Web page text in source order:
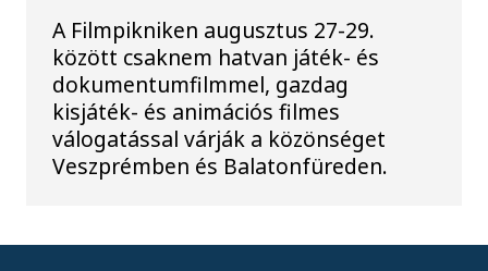
A Filmpikniken augusztus 27-29.
között csaknem hatvan játék- és
dokumentumfilmmel, gazdag
kisjáték- és animációs filmes
válogatással várják a közönséget
Veszprémben és Balatonfüreden.